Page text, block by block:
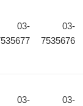
03-
7535676
03-
7535677
03-
03-